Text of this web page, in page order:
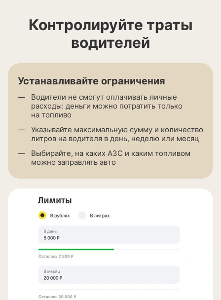
Контролируйте траты
водителей
Устанавливайте ограничения
Водители не смогут оплачивать личные
расходы: деньги можно потратить только
на топливо
Указывайте максимальную сумму и количество
литров на водителя в день, неделю или месяц
Выбирайте, на каких АЗС и каким топливом
можно заправлять авто